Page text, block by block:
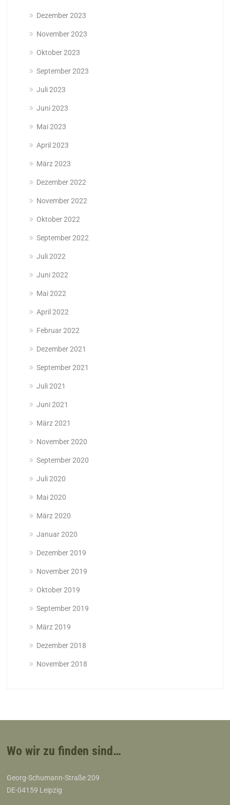
Dezember 2023
November 2023
Oktober 2023
September 2023
Juli 2023
Juni 2023
Mai 2023
April 2023
März 2023
Dezember 2022
November 2022
Oktober 2022
September 2022
Juli 2022
Juni 2022
Mai 2022
April 2022
Februar 2022
Dezember 2021
September 2021
Juli 2021
Juni 2021
März 2021
November 2020
September 2020
Juli 2020
Mai 2020
März 2020
Januar 2020
Dezember 2019
November 2019
Oktober 2019
September 2019
März 2019
Dezember 2018
November 2018
Wo wir zu finden sind…
Georg-Schumann-Straße 209
DE-04159 Leipzig